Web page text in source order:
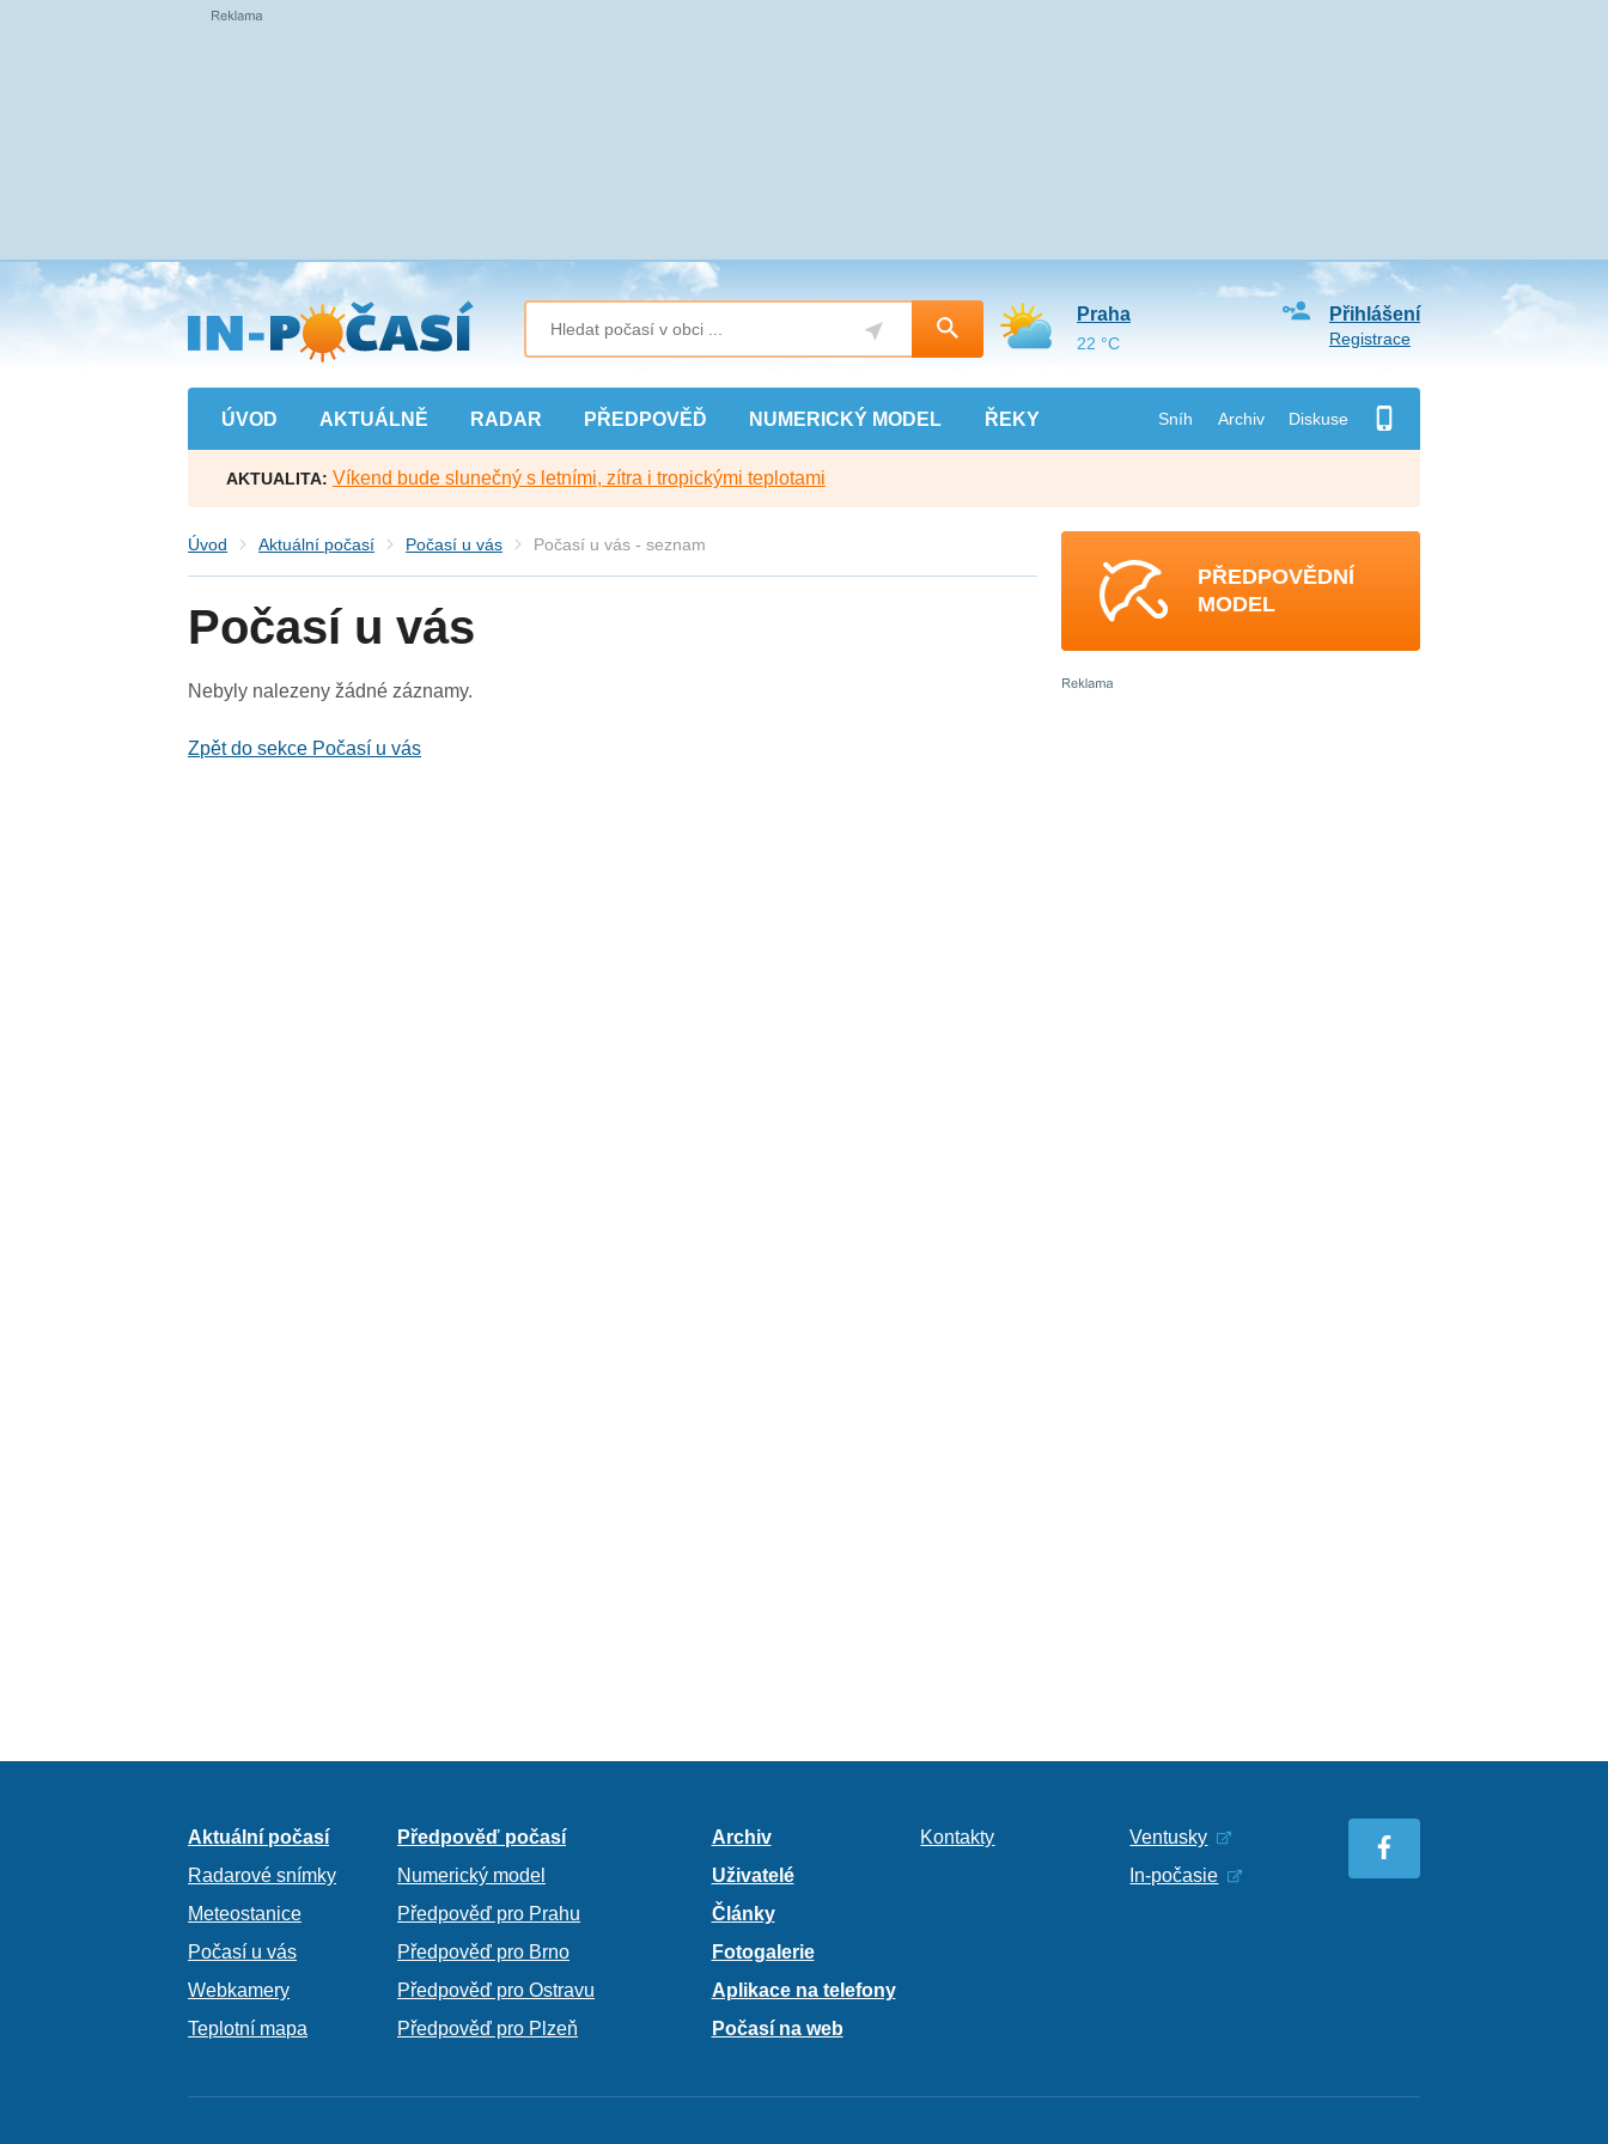
Přejít
na
hlavní
obsah
ÚVOD AKTUÁLNĚ RADAR PŘEDPOVĚĎ NUMERICKÝ MODEL ŘEKY Sníh Archiv Diskuse
Přihlášení
Registrace
Praha
22 °C
AKTUALITA: Víkend bude slunečný s letními, zítra i tropickými teplotami
Úvod Aktuální počasí Počasí u vás Počasí u vás - seznam
Počasí u vás
Nebyly nalezeny žádné záznamy.
Zpět do sekce Počasí u vás
PŘEDPOVĚDNÍ
MODEL
Aktuální počasí
Radarové snímky
Meteostanice
Počasí u vás
Webkamery
Teplotní mapa
Předpověď počasí
Numerický model
Předpověď pro Prahu
Předpověď pro Brno
Předpověď pro Ostravu
Předpověď pro Plzeň
Archiv
Uživatelé
Články
Fotogalerie
Aplikace na telefony
Počasí na web
Kontakty
Ventusky
In-počasie